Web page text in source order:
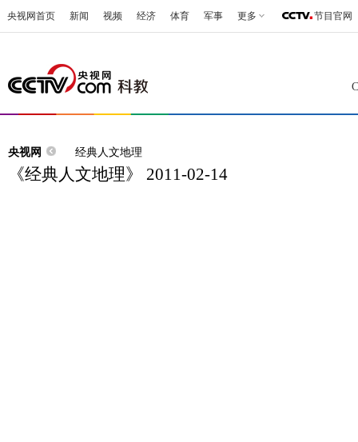
央视网首页 新闻 视频 经济 体育 军事 更多 节目官网
央视网 经典人文地理
《经典人文地理》 2011-02-14